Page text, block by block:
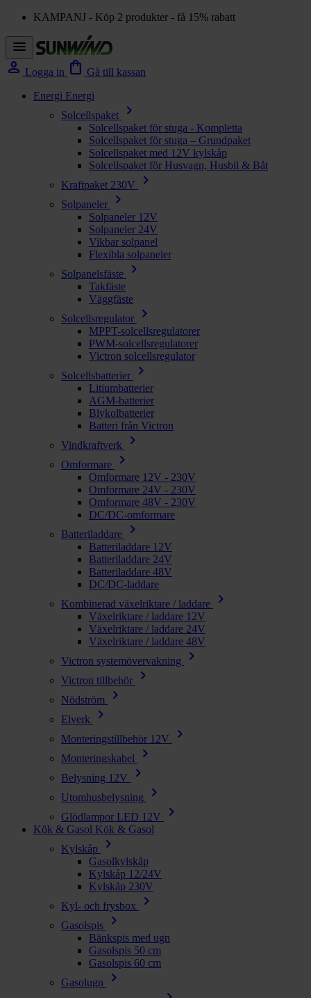
KAMPANJ - Köp 2 produkter - få 15% rabatt
menu
person Logga in shopping_bag Gå till kassan
Energi Energi
Solcellspaket
chevron_right
Solcellspaket för stuga - Kompletta
Solcellspaket för stuga – Grundpaket
Solcellspaket med 12V kylskåp
Solcellspaket för Husvagn, Husbil & Båt
Kraftpaket 230V
chevron_right
Solpaneler chevron_right
Solpaneler 12V
Solpaneler 24V
Vikbar solpanel
Flexibla solpaneler
Solpanelsfäste
chevron_right
Takfäste
Väggfäste
Solcellsregulator
chevron_right
MPPT-solcellsregulatorer
PWM-solcellsregulatorer
Victron solcellsregulator
Solcellsbatterier
chevron_right
Litiumbatterier
AGM-batterier
Blykolbatterier
Batteri från Victron
Vindkraftverk
chevron_right
Omformare chevron_right
Omformare 12V - 230V
Omformare 24V - 230V
Omformare 48V - 230V
DC/DC-omformare
Batteriladdare
chevron_right
Batteriladdare 12V
Batteriladdare 24V
Batteriladdare 48V
DC/DC-laddare
Kombinerad växelriktare / laddare
chevron_right
Växelriktare / laddare 12V
Växelriktare / laddare 24V
Växelriktare / laddare 48V
Victron systemövervakning
chevron_right
Victron tillbehör chevron_right
Nödström chevron_right
Elverk chevron_right
Monteringstillbehör 12V chevron_right
Monteringskabel chevron_right
Belysning 12V chevron_right
Utomhusbelysning chevron_right
Glödlampor LED 12V chevron_right
Kök & Gasol Kök & Gasol
Kylskåp
chevron_right
Gasolkylskåp
Kylskåp 12/24V
Kylskåp 230V
Kyl- och frysbox
chevron_right
Gasolspis chevron_right
Bänkspis med ugn
Gasolspis 50 cm
Gasolspis 60 cm
Gasolugn
chevron_right